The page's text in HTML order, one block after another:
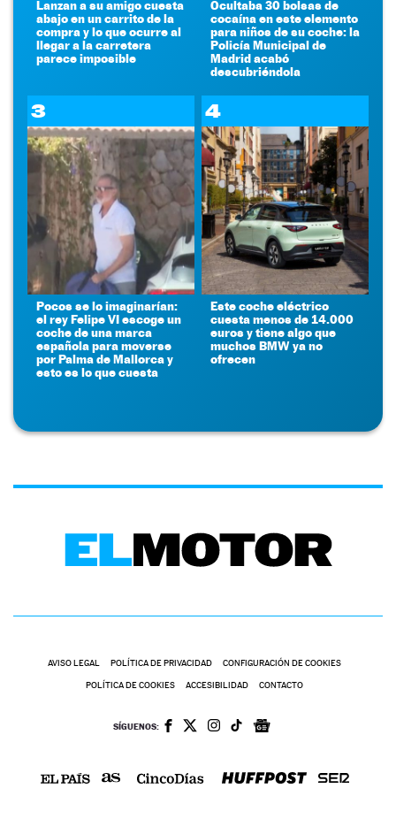
Lanzan a su amigo cuesta
abajo en un carrito de la
compra y lo que ocurre al
llegar a la carretera
parece imposible
Ocultaba 30 bolsas de
cocaína en este elemento
para niños de su coche: la
Policía Municipal de
Madrid acabó
descubriéndola
3
Pocos se lo imaginarían:
el rey Felipe VI escoge un
coche de una marca
española para moverse
por Palma de Mallorca y
esto es lo que cuesta
4
Este coche eléctrico
cuesta menos de 14.000
euros y tiene algo que
muchos BMW ya no
ofrecen
AVISO LEGAL POLÍTICA DE PRIVACIDAD CONFIGURACIÓN DE COOKIES
POLÍTICA DE COOKIES ACCESIBILIDAD CONTACTO
SÍGUENOS: